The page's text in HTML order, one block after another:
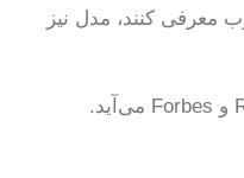
معرفی کنند، مدل نیز